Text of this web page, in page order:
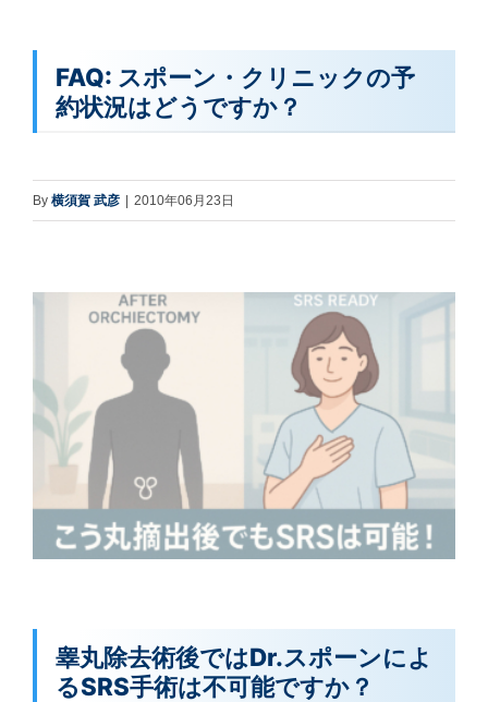
FAQ: スポーン・クリニックの予
約状況はどうですか？
By 横須賀 武彦 | 2010年06月23日
睾丸除去術後ではDr.スポーンによ
るSRS手術は不可能ですか？